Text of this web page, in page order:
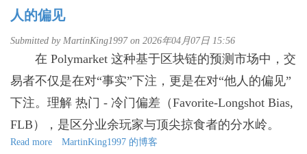
如
何
走
下
去？
义
的
智
能
金
融
伙
人的偏见
Submitted by MartinKing1997on 2026年04月07日 15:56
在 Polymarket 这种基于区块链的预测市场中，交
易者不仅是在对“事实”下注，更是在对“他人的偏见”
下注。理解 热门 - 冷门偏差（Favorite-Longshot Bias,
FLB），是区分业余玩家与顶尖掠食者的分水岭。
Read more about
MartinKing1997 的博客